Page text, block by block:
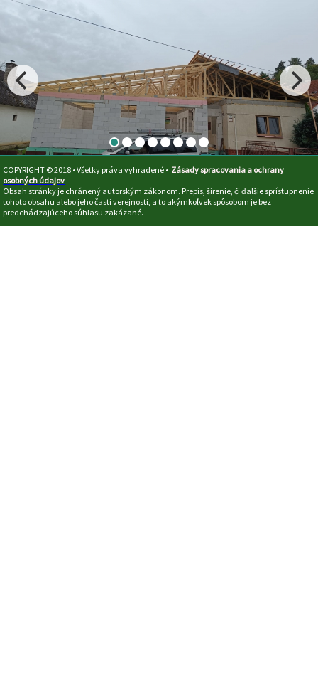
COPYRIGHT © 2018 • Všetky práva vyhradené • Zásady spracovania a ochrany
osobných údajov
Obsah stránky je chránený autorským zákonom. Prepis, šírenie, či ďalšie sprístupnenie
tohoto obsahu alebo jeho časti verejnosti, a to akýmkoľvek spôsobom je bez
predchádzajúceho súhlasu zakázané.